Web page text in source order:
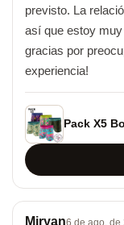
previsto. La
así que estoy
gracias por
experiencia!
Pack X5
Miryan6 de ago. de